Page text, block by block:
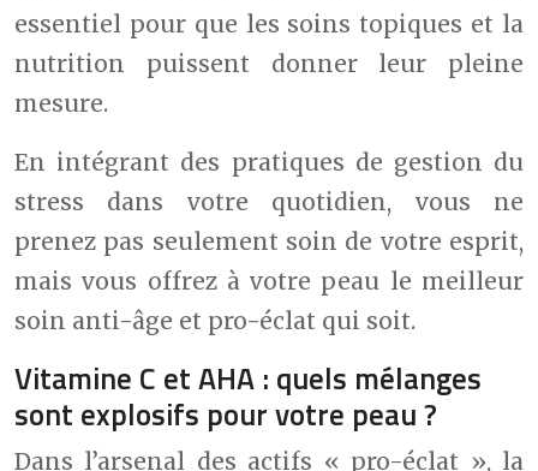
essentiel pour que les soins topiques et la
nutrition puissent donner leur pleine
mesure.
En intégrant des pratiques de gestion du
stress dans votre quotidien, vous ne
prenez pas seulement soin de votre esprit,
mais vous offrez à votre peau le meilleur
soin anti-âge et pro-éclat qui soit.
Vitamine C et AHA : quels mélanges
sont explosifs pour votre peau ?
Dans l’arsenal des actifs « pro-éclat », la